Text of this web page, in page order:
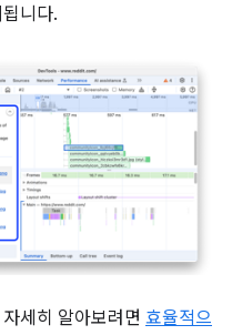
니다.
세히 알아보려면 효율적으